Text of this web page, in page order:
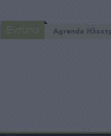
Έντυπα Agrenda